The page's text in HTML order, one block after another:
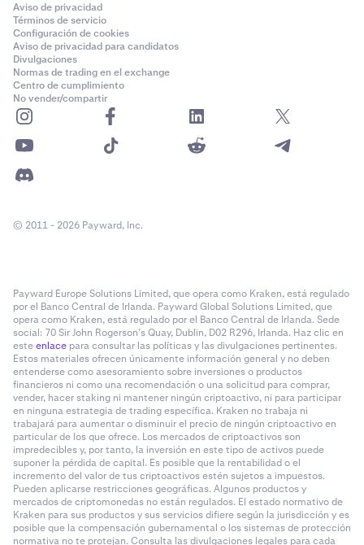
Aviso de privacidad
Términos de servicio
Configuración de cookies
Aviso de privacidad para candidatos
Divulgaciones
Normas de trading en el exchange
Centro de cumplimiento
No vender/compartir
© 2011 - 2026 Payward, Inc.
Payward Europe Solutions Limited, que opera como Kraken, está regulado
por el Banco Central de Irlanda. Payward Global Solutions Limited, que
opera como Kraken, está regulado por el Banco Central de Irlanda. Sede
social: 70 Sir John Rogerson’s Quay, Dublin, D02 R296, Irlanda. Haz clic en
esteenlace para consultar las políticas y las divulgaciones pertinentes.
Estos materiales ofrecen únicamente información general y no deben
entenderse como asesoramiento sobre inversiones o productos
financieros ni como una recomendación o una solicitud para comprar,
vender, hacer staking ni mantener ningún criptoactivo, ni para participar
en ninguna estrategia de trading específica. Kraken no trabaja ni
trabajará para aumentar o disminuir el precio de ningún criptoactivo en
particular de los que ofrece. Los mercados de criptoactivos son
impredecibles y, por tanto, la inversión en este tipo de activos puede
suponer la pérdida de capital. Es posible que la rentabilidad o el
incremento del valor de tus criptoactivos estén sujetos a impuestos.
Pueden aplicarse restricciones geográficas. Algunos productos y
mercados de criptomonedas no están regulados. El estado normativo de
Kraken para sus productos y sus servicios difiere según la jurisdicción y es
posible que la compensación gubernamental o los sistemas de protección
normativa no te protejan. Consulta las divulgaciones legales para cada